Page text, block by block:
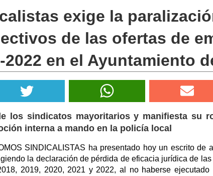
exige la
de las ofertas de
en el Ayuntamiento
los sindicatos mayoritarios y manifiesta su
interna a mando en la policía local
SINDICALISTAS ha presentado hoy un escrito de
la declaración de pérdida de eficacia jurídica de
2019, 2020, 2021 y 2022, al no haberse ejecutado